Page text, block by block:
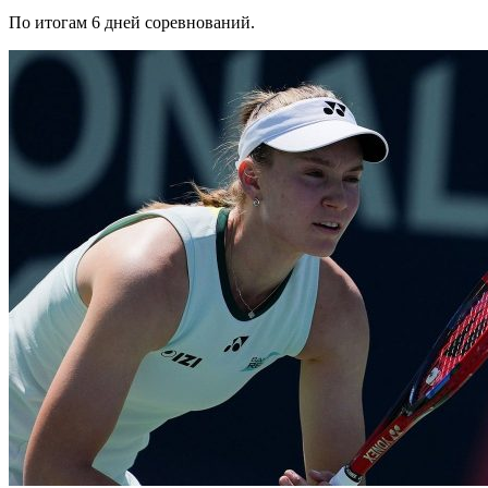
По итогам 6 дней соревнований.